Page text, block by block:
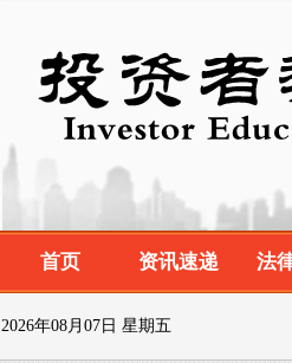
首页 资讯速递 法
2026年08月07日 星期五